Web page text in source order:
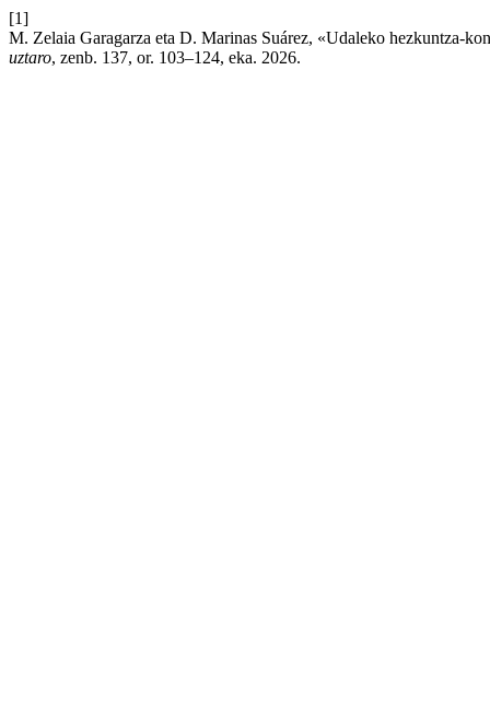
[1]
M. Zelaia Garagarza eta D. Marinas Suárez, «Udaleko hezkuntza-
uztaro, zenb. 137, or. 103–124, eka. 2026.